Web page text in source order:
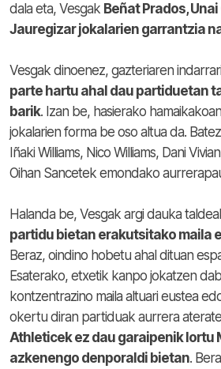
dala eta, Vesgak Beñat Prados,
Jauregizar jokalarien garrantzia
Vesgak dinoenez, gazteriaren
parte hartu ahal dau partiduetan
barik. Izan be, hasierako
jokalarien forma be oso altua da.
Iñaki Williams, Nico Williams, Dani
Oihan Sancetek emondako
Halanda be, Vesgak argi dauka
partidu bietan erakutsitako maila
Beraz, oindino hobetu ahal dituan
Esaterako, etxetik kanpo jokatzen
kontzentrazino maila altuari eustea
okertu diran partiduak aurrera
Athleticek ez dau garaipenik lortu
azkenengo denporaldi bietan.